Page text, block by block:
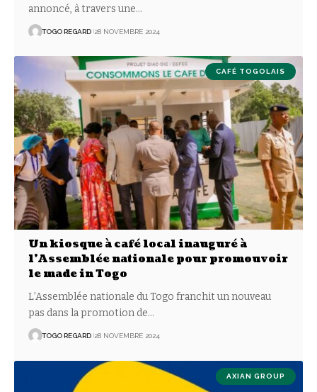
annoncé, à travers une…
TOGO REGARD 28 NOVEMBRE 2024
CAFÉ TOGOLAIS
Un kiosque à café local inauguré à
l’Assemblée nationale pour promouvoir
le made in Togo
L’Assemblée nationale du Togo franchit un nouveau
pas dans la promotion de…
TOGO REGARD 28 NOVEMBRE 2024
AXIAN GROUP